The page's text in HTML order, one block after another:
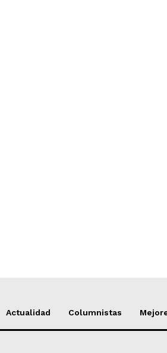
Actualidad Columnistas